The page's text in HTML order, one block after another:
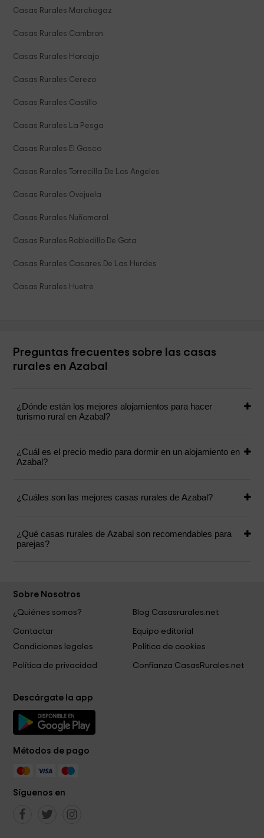
Casas Rurales Marchagaz
Casas Rurales Cambron
Casas Rurales Horcajo
Casas Rurales Cerezo
Casas Rurales Castillo
Casas Rurales La Pesga
Casas Rurales El Gasco
Casas Rurales Torrecilla De Los Angeles
Casas Rurales Ovejuela
Casas Rurales Nuñomoral
Casas Rurales Robledillo De Gata
Casas Rurales Casares De Las Hurdes
Casas Rurales Huetre
Preguntas frecuentes sobre las casas
rurales en Azabal
¿Dónde están los mejores alojamientos para hacer
turismo rural en Azabal?
¿Cuál es el precio medio para dormir en un alojamiento en
Azabal?
¿Cuáles son las mejores casas rurales de Azabal?
¿Qué casas rurales de Azabal son recomendables para
parejas?
Sobre Nosotros
¿Quiénes somos?
Blog Casasrurales.net
Contactar
Equipo editorial
Condiciones legales
Política de cookies
Política de privacidad Confianza CasasRurales.net
Descárgate la app
Métodos de pago
Síguenos en